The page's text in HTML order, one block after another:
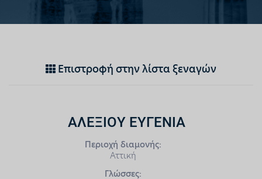
Επιστροφή στην λίστα ξεναγών
ΑΛΕΞΙΟΥ ΕΥΓΕΝΙΑ
Περιοχή διαμονής:
Αττική
Γλώσσες: